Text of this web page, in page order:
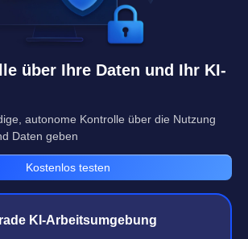
über Ihre Daten und Ihr KI-
autonome Kontrolle über die Nutzung
Daten geben
Kostenlos testen
KI-Arbeitsumgebung